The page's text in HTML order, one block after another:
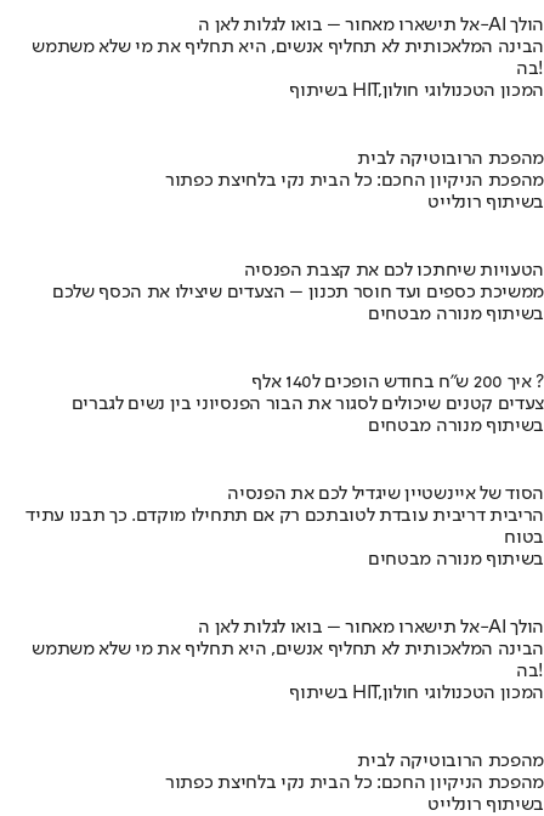
אל תישארו מאחור – בואו לגלות לאן ה-AI הולך
הבינה המלאכותית לא תחליף אנשים, היא תחליף את מי שלא משתמש
בה!
בשיתוף HIT,המכון הטכנולוגי חולון
מהפכת הרובוטיקה לבית
מהפכת הניקיון החכם: כל הבית נקי בלחיצת כפתור
בשיתוף רונלייט
הטעויות שיחתכו לכם את קצבת הפנסיה
ממשיכת כספים ועד חוסר תכנון – הצעדים שיצילו את הכסף שלכם
בשיתוף מנורה מבטחים
איך 200 ש"ח בחודש הופכים ל140 אלף ?
צעדים קטנים שיכולים לסגור את הבור הפנסיוני בין נשים לגברים
בשיתוף מנורה מבטחים
הסוד של איינשטיין שיגדיל לכם את הפנסיה
הריבית דריבית עובדת לטובתכם רק אם תתחילו מוקדם. כך תבנו עתיד
בטוח
בשיתוף מנורה מבטחים
אל תישארו מאחור – בואו לגלות לאן ה-AI הולך
הבינה המלאכותית לא תחליף אנשים, היא תחליף את מי שלא משתמש
בה!
בשיתוף HIT,המכון הטכנולוגי חולון
מהפכת הרובוטיקה לבית
מהפכת הניקיון החכם: כל הבית נקי בלחיצת כפתור
בשיתוף רונלייט